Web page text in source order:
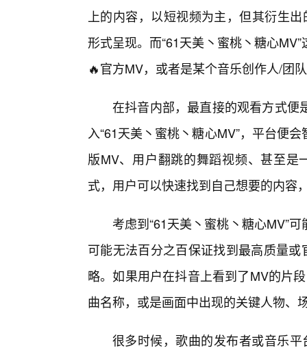
上的内容，以短视频为主，但其衍生
形式呈现。而“61天美丶蜜桃丶糖心
🔥官方MV，或者是某个音乐创作人/团
在抖音内部，最直接的观看方式便
入“61天美丶蜜桃丶糖心MV”，平台便
版MV、用户翻跳的舞蹈视频、甚至
式，用户可以快速找到自己想要的内容
考虑到“61天美丶蜜桃丶糖心MV”
可能无法百分之百保证找到最高质量
略。如果用户在抖音上看到了MV的片
曲名称，或是画面中出现的关键人物、
很多时候，歌曲的发布者或音乐